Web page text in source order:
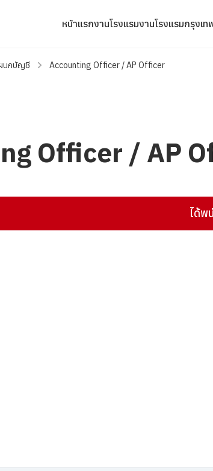
หน้าแรกงานโรงแรมงานโรงแรมกรุงเท
นกบัญชี Accounting Officer / AP Officer
Officer / AP
ได้พ